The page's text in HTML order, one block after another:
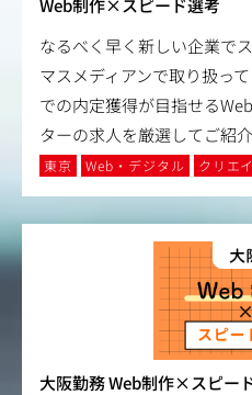
Web制作×スピード選考
なるべく早く新しい企業で
マスメディアンで取り扱っ
での内定獲得が目指せる
ターの求人を厳選してご紹介
東京 Web・デジタル クリエ
大阪勤務 Web制作×スピー